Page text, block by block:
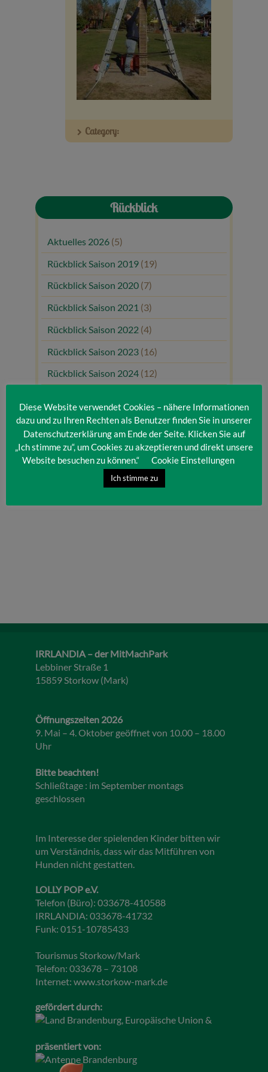
Veranstaltungen
Baumpaten
Category:
Rückblick
Aktuelles 2026 (5)
Rückblick Saison 2019 (19)
Rückblick Saison 2020 (7)
Rückblick Saison 2021 (3)
Rückblick Saison 2022 (4)
Rückblick Saison 2023 (16)
Rückblick Saison 2024 (12)
Uncategorized(80)
Unsere Gäste(1)
IRRLANDIA – der MitMachPark
Lebbiner Straße 1
15859 Storkow (Mark)
Öffnungszeiten 2026
9. Mai – 4. Oktober geöffnet von 10.00 – 18.00
Uhr
Bitte beachten!
Schließtage : im September montags
geschlossen
Im Interesse der spielenden Kinder bitten wir
um Verständnis, dass wir das Mitführen von
Hunden nicht gestatten.
LOLLY POP e.V.
Telefon (Büro): 033678-410588
IRRLANDIA: 033678-41732
Funk: 0151-10785433
Tourismus Storkow/Mark
Telefon: 033678 – 73108
Internet: www.storkow-mark.de
gefördert durch:
präsentiert von:
Diese Website verwendet Cookies – nähere Informationen
dazu und zu Ihren Rechten als Benutzer finden Sie in unserer
Datenschutzerklärung am Ende der Seite. Klicken Sie auf
„Ich stimme zu“, um Cookies zu akzeptieren und direkt unsere
Website besuchen zu können.“
Cookie Einstellungen
Ich stimme zu